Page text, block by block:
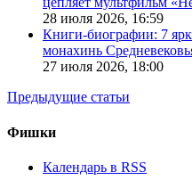
28 июля 2026, 16:59
Книги-биографии: 7
монахинь
27 июля 2026, 18:00
Предыдущие статьи
Фишки
Календарь в RSS